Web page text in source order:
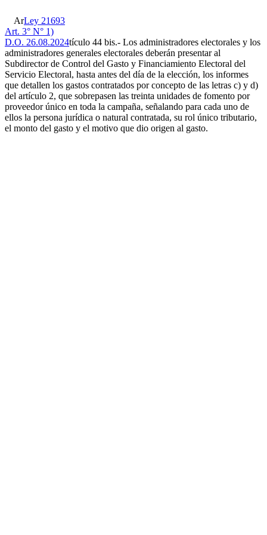
ArLey 21693
Art. 3° N° 1)
D.O. 26.08.2024tículo 44 bis.- Los administradores electorales y los
administradores generales electorales deberán presentar al
Subdirector de Control del Gasto y Financiamiento Electoral del
Servicio Electoral, hasta antes del día de la elección, los informes
que detallen los gastos contratados por concepto de las letras c) y d)
del artículo 2, que sobrepasen las treinta unidades de fomento por
proveedor único en toda la campaña, señalando para cada uno de
ellos la persona jurídica o natural contratada, su rol único tributario,
el monto del gasto y el motivo que dio origen al gasto.